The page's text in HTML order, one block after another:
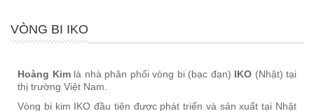
VÒNG BI IKO
Hoàng Kim là nhà phân phối vòng bi (bạc đạn) IKO (Nhật) tại
thị trường Việt Nam.
Vòng bi kim IKO đầu tiên được phát triển và sản xuất tại Nhật